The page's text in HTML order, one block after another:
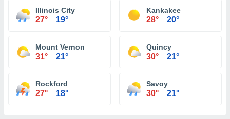
Illinois City
27° 19°
Kankakee
28° 20°
Mount Vernon
31° 21°
Quincy
30° 21°
Rockford
27° 18°
Savoy
30° 21°